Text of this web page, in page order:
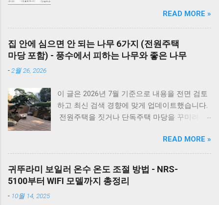
드 E2 - 가스 밸브가 잠겨있지 않나요? 가스레인
지를 켜서 가스가 공급되는지 먼저 확인하세요.
리셋의 마법 - 코드를 뽑고 5분 뒤 다시 꽂는 것
만으로도 단순 센서 오류의 70%는 해결됩니다.
방법 E1 원인 : 물 부족, 단수, 동파 확인 : 급수밸
브·단수 여부 확인 조치 : 물 보충 후 리셋 ※ 반
복되면 AS 점검 E2 원인 : 불완전 연소, 가스 공
급 이상 확인 : 가스밸브, 가스레인지 작동 여부
조치 : 가스 확인 후 리셋 E3 원인 : 과열(비등) 확
인 : 배기구 이물질 확인 조치 : 막힌 부분 제거
E5 원인 : 이상 불꽃 감지 조치 : 전원 리셋 ※ 계
사용되는 시멘트 블록과 조적 벽돌은 건축물의
구조적 안정성과 내구성을 좌우하는 중요 스펙
입니다. 블록의 두께와 규격을 정확히 이해하면
시공 효율을 높이고, 구조적 안전성을 확보할 수
있습니다. 아래는 건축 현장에서 가장 많이 사용
내 1. 시멘트 블록 규격 4인치 : 190 × 390 × 100
mm 6인치 : 190 × 390 × 150 mm 8인치 : 190 ×
390 × 190 mm *가로와 세로 치수는 일정하며,
장 무게 규격 무게(대략) 4인치 약 9~11kg 6인치
약 13~15kg 8인치 약 16~18kg 제조사에 따라
약간 차이가 있습니다. 👉 [이것도 참고하세요] -
수도배관, XL배관하는법 3. 시멘트 블록은 어떤
READ MORE »
집 안에 심으면 안 되는 나무 6가지 (전원주택
마당 포함) - 풍수에서 피하는 나무와 좋은 나무
- 2월 26, 2026
이 글은 2026년 7월 기준으로 내용을 전면 검토
하고 최신 검색 경향에 맞게 업데이트했습니다.
전원주택을 짓거나 단독주택 마당을 꾸미려고
다. 바로 ‘ 집 안에 심으면 안 되는 나무 ’ 입니다.
여기서 말하는 ‘집 안’은 실내 화분만을 뜻하는
게 아니라, 담장 안 마당과 집터 전체를 두고 하
는 말입니다. 요즘은 보기 좋은 조경수만 고르기
보다는, 풍수 인테리어라든지 집터의 기운, 재물
READ MORE »
귀뚜라미 보일러 온수 온도 조절 방법 - NRS-
5100부터 WIFI 모델까지 총정리
- 10월 14, 2025